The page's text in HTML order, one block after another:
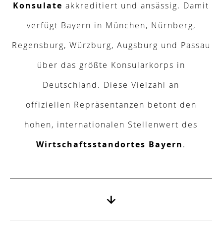
Konsulate akkreditiert und ansässig. Damit
verfügt Bayern in München, Nürnberg,
Regensburg, Würzburg, Augsburg und Passau
über das größte Konsularkorps in
Deutschland. Diese Vielzahl an
offiziellen Repräsentanzen betont den
hohen, internationalen Stellenwert des
Wirtschaftsstandortes Bayern.